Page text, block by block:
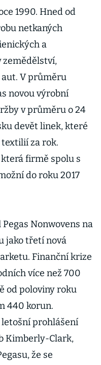
1990. Hned od
netkaných
a
zemědělství,
V průměru
novou výrobní
v průměru o 24
devět linek, které
za rok.
firmě spolu s
do roku 2017
Nonwovens na
jako třetí nová
Finanční krize
více než 700
od poloviny roku
440 korun.
prohlášení
Kimberly-Clark,
že se